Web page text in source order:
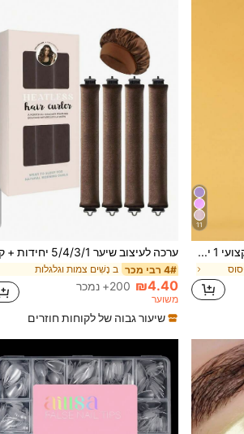
11
בקבוק ספריי רסס לחץ גבוה מקצועי 1 יחידה, 200ML/300ML, רסס עדין רציף אוטומטי בוואקום בלחץ גבוה, כלי לעיצוב שיער, מוצרי טיפוח שיער ואביזרים, פריט חיוני לטיפוח ויופי למספרה ולנסיעות
4# רבי מכר ב נָשִׁים צמות וגלגלות
₪4.40 200+ נמכר
משוער
שיעור גבוה של לקוחות חוזרים